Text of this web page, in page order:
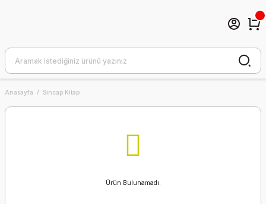
Anasayfa Sincap Kitap
Ürün Bulunamadı.